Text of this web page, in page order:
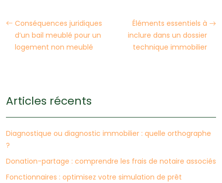
Conséquences juridiques
d’un bail meublé pour un
logement non meublé
Éléments essentiels à
inclure dans un dossier
technique immobilier
Articles récents
Diagnostique ou diagnostic immobilier : quelle orthographe
?
Donation-partage : comprendre les frais de notaire associés
Fonctionnaires : optimisez votre simulation de prêt